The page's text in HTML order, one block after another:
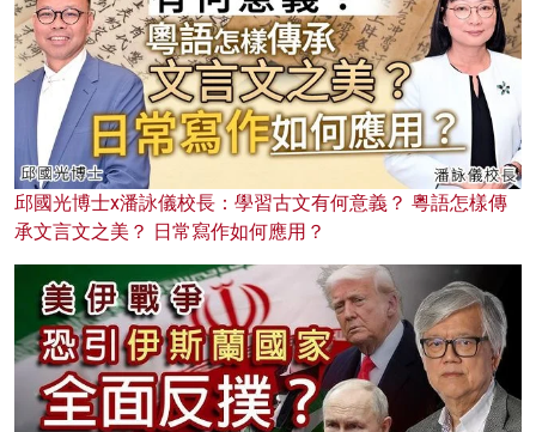
邱國光博士x潘詠儀校長：學習古文有何意義？ 粵語怎樣傳
承文言文之美？ 日常寫作如何應用？